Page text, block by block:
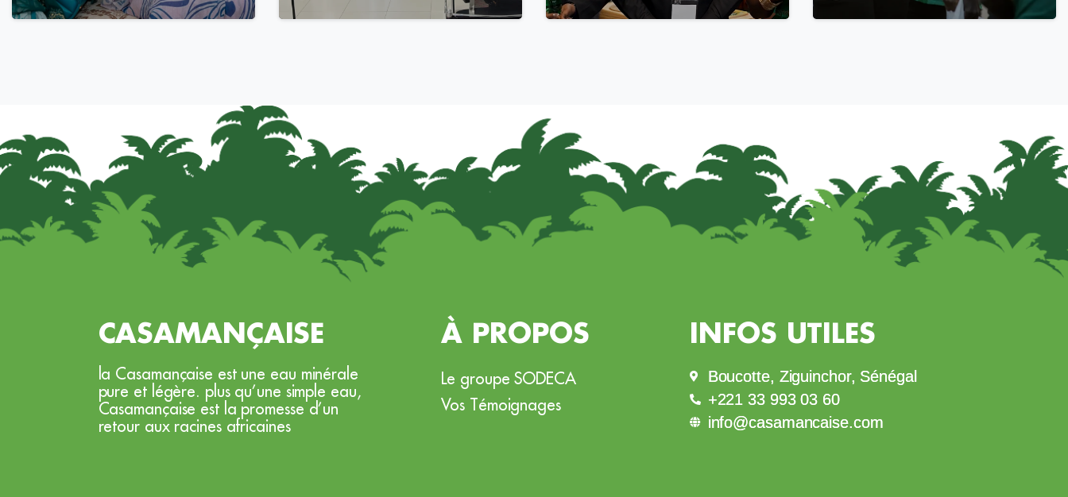
CASAMANÇAISE
la Casamançaise est une eau minérale
pure et légère. plus qu’une simple eau,
Casamançaise est la promesse d’un
retour aux racines africaines
À PROPOS
Le groupe SODECA
Vos Témoignages
INFOS UTILES
Boucotte, Ziguinchor, Sénégal
+221 33 993 03 60
info@casamancaise.com